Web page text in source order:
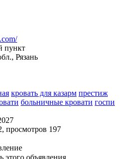
пункт
Рязань
кровать для казарм престиж
больничные кровати госпи
просмотров 197